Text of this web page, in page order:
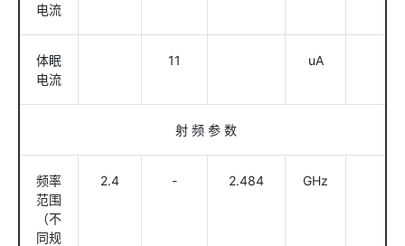
电流
体眠
电流
11 uA
射 频 参 数
频率
范围
（不
同规
2.4 - 2.484 GHz